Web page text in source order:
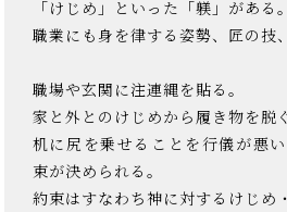
「けじめ」といった「躾」がある。
職業にも身を律する姿勢、匠の技
職場や玄関に注連縄を貼る。
家と外とのけじめから履き物を脱ぐ
机に尻を乗せることを行儀が悪
束が決められる。
約束はすなわち神に対するけじめ